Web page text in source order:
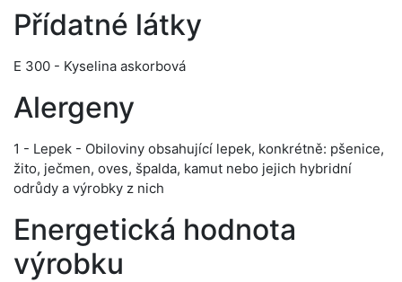
Přídatné látky
E 300 - Kyselina askorbová
Alergeny
1 - Lepek - Obiloviny obsahující lepek, konkrétně: pšenice,
žito, ječmen, oves, špalda, kamut nebo jejich hybridní
odrůdy a výrobky z nich
Energetická hodnota
výrobku